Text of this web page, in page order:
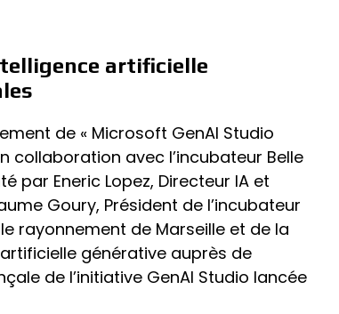
artificielle
de « Microsoft GenAI Studio
collaboration avec l’incubateur Belle
par Eneric Lopez, Directeur IA et
Goury, Président de l’incubateur
rayonnement de Marseille et de la
générative auprès de
de l’initiative GenAI Studio lancée